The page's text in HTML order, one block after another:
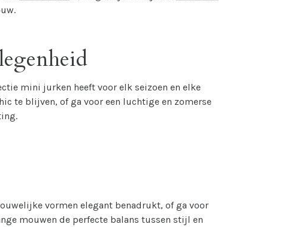
mini jurken heeft voor elk seizoen en elke
te blijven, of ga voor een luchtige en zomerse
vormen elegant benadrukt, of ga voor
mouwen de perfecte balans tussen stijl en